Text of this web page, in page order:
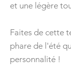
et une légère
Faites de cette
phare de l'été
personnalité !